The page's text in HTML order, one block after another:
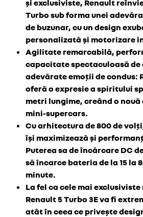
și exclusiviste, Renault
Turbo sub forma unei
de buzunar, cu un design
personalizată și motorizare
Agilitate remarcabilă,
capacitate spectaculoasă
adevărate emoții de condus:
oferă o expresie a spiritului
metri lungime, creând o nouă
mini-supercars.
Cu arhitectura de 800 de
își maximizează și
Puterea sa de încărcare DC
să încarce bateria de la 15 la
minute.
La fel ca cele mai
Renault 5 Turbo 3E va fi
atât în ceea ce privește